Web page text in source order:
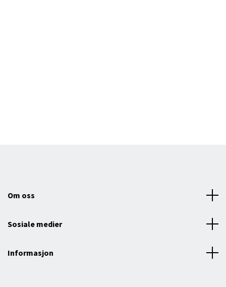
Om oss
Sosiale medier
Informasjon